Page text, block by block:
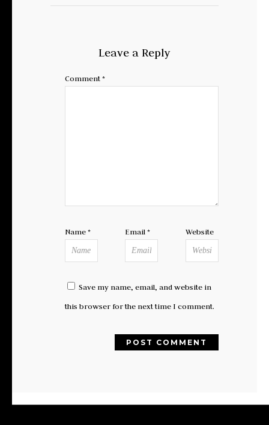
Leave a Reply
Comment*
Name* Email* Website
Save my name, email, and website in
this browser for the next time I comment.